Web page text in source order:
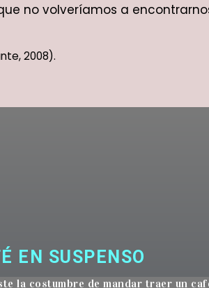
no volveríamos a
2008).
EN SUSPENSO
la costumbre de mandar traer un